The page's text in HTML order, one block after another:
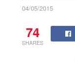
04/05/2015
74
SHARES